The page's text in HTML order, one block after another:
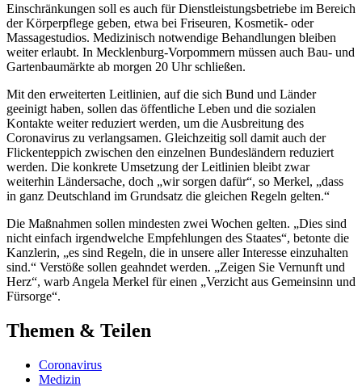
Einschränkungen soll es auch für Dienstleistungsbetriebe im Bereich
der Körperpflege geben, etwa bei Friseuren, Kosmetik- oder
Massagestudios. Medizinisch notwendige Behandlungen bleiben
weiter erlaubt. In Mecklenburg-Vorpommern müssen auch Bau- und
Gartenbaumärkte ab morgen 20 Uhr schließen.
Mit den erweiterten Leitlinien, auf die sich Bund und Länder
geeinigt haben, sollen das öffentliche Leben und die sozialen
Kontakte weiter reduziert werden, um die Ausbreitung des
Coronavirus zu verlangsamen. Gleichzeitig soll damit auch der
Flickenteppich zwischen den einzelnen Bundesländern reduziert
werden. Die konkrete Umsetzung der Leitlinien bleibt zwar
weiterhin Ländersache, doch „wir sorgen dafür“, so Merkel, „dass
in ganz Deutschland im Grundsatz die gleichen Regeln gelten.“
Die Maßnahmen sollen mindesten zwei Wochen gelten. „Dies sind
nicht einfach irgendwelche Empfehlungen des Staates“, betonte die
Kanzlerin, „es sind Regeln, die in unsere aller Interesse einzuhalten
sind.“ Verstöße sollen geahndet werden. „Zeigen Sie Vernunft und
Herz“, warb Angela Merkel für einen „Verzicht aus Gemeinsinn und
Fürsorge“.
Themen & Teilen
Coronavirus
Medizin